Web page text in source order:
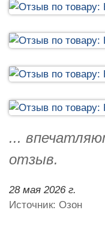
...
отзыв.
28 мая 2026 г.
Источник: Озон